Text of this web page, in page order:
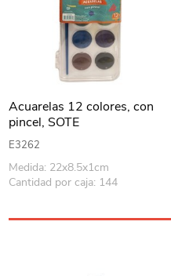
Acuarelas 12 colores, con
pincel, SOTE
E3262
Medida: 22x8.5x1cm
Cantidad por caja: 144